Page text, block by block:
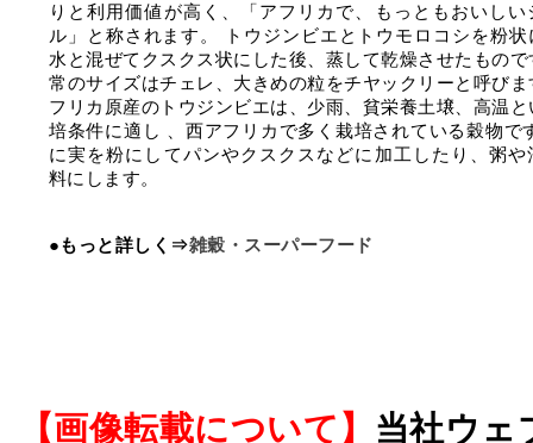
りと利用価値が高く、「アフリカで、もっともおいしい
ル」と称されます。 トウジンビエとトウモロコシを粉状
水と混ぜてクスクス状にした後、蒸して乾燥させたもの
常のサイズはチェレ、大きめの粒をチヤックリーと呼び
フリカ原産のトウジンビエは、少雨、貧栄養土壌、高温
培条件に適し 、西アフリカで多く栽培されている穀物で
に実を粉にしてパンやクスクスなどに加工したり、粥や
料にします。
●もっと詳しく⇒雑穀・スーパーフード
【画像転載について】 当社ウェ